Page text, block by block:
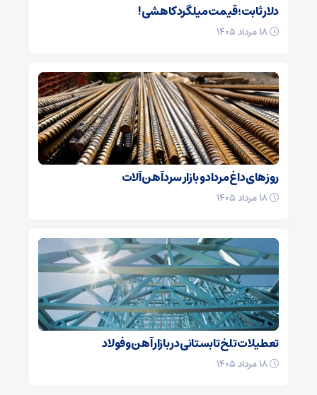
دلار ثابت؛ قیمت میلگرد کاهشی!
روزهای داغ مرداد و بازار سرد آهن‌ آلات
تعطیلات تلخ تابستانی در بازار آهن و فولاد